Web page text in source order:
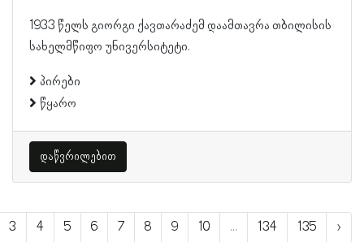
1933 წელს გიორგი ქავთარაძემ დაამთავრა თბილისის
სახელმწიფო უნივერსიტეტი.
პირები
წყარო
დაწვრილებით
3 4 5 6 7 8 9 10 ... 134 135 ›